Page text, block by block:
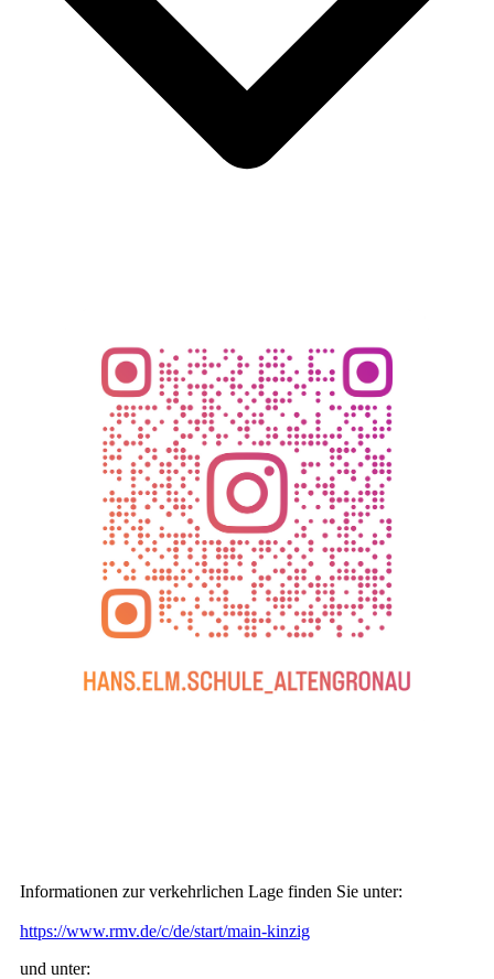
Informationen zur verkehrlichen Lage finden Sie unter:
https://www.rmv.de/c/de/start/main-kinzig
und unter: